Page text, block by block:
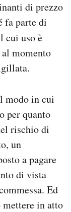
di prezzo
fa parte di
cui uso è
al momento
modo in cui
per quanto
rischio di
un
a pagare
di vista
Ed
mettere in atto